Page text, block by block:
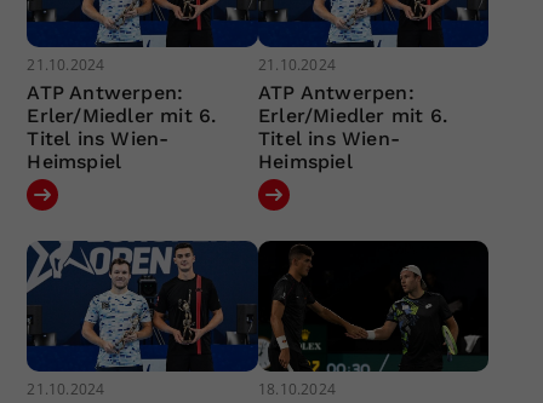
21.10.2024
ATP Antwerpen:
Erler/Miedler mit 6.
Titel ins Wien-
Heimspiel
21.10.2024
ATP Antwerpen:
Erler/Miedler mit 6.
Titel ins Wien-
Heimspiel
21.10.2024 18.10.2024